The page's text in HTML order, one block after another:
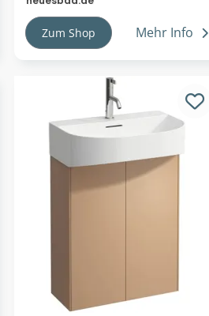
Zum Shop Mehr Info